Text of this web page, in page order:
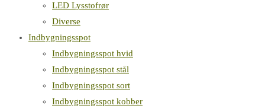
LED Lysstofrør
Diverse
Indbygningsspot
Indbygningsspot hvid
Indbygningsspot stål
Indbygningsspot sort
Indbygningsspot kobber